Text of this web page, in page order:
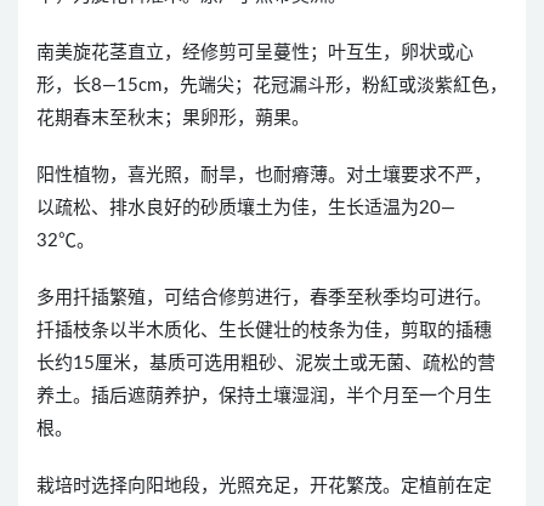
南美旋花茎直立，经修剪可呈蔓性；叶互生，卵状或心
形，长8—15cm，先端尖；花冠漏斗形，粉紅或淡紫紅色，
花期春末至秋末；果卵形，蒴果。
阳性植物，喜光照，耐旱，也耐瘠薄。对土壤要求不严，
以疏松、排水良好的砂质壤土为佳，生长适温为20—
32℃。
多用扦插繁殖，可结合修剪进行，春季至秋季均可进行。
扦插枝条以半木质化、生长健壮的枝条为佳，剪取的插穗
长约15厘米，基质可选用粗砂、泥炭土或无菌、疏松的营
养土。插后遮荫养护，保持土壤湿润，半个月至一个月生
根。
栽培时选择向阳地段，光照充足，开花繁茂。定植前在定